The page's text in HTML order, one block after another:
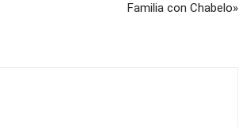
Familia con Chabelo»